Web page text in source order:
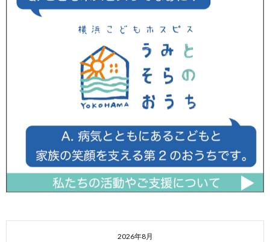
2026年8月